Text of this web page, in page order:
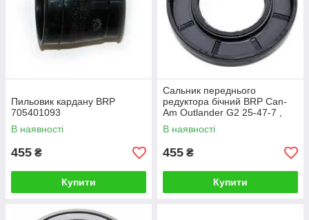
Пильовик кардану BRP
705401093
В наявності
455 ₴
Купити
Сальник переднього
редуктора бічний BRP Can-
Am Outlander G2 25-47-7 ,
705401618 BRP
В наявності
455 ₴
Купити